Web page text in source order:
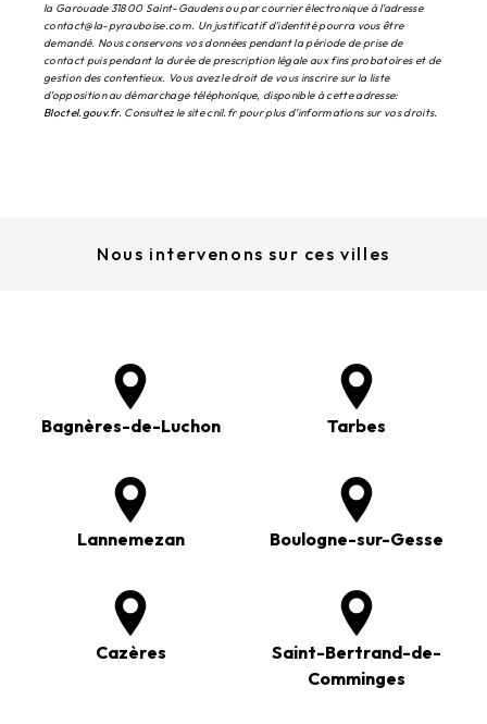
la Garouade 31800 Saint-Gaudens ou par courrier électronique à l'adresse
contact@la-pyrauboise.com. Un justificatif d'identité pourra vous être
demandé. Nous conservons vos données pendant la période de prise de
contact puis pendant la durée de prescription légale aux fins probatoires et de
gestion des contentieux. Vous avez le droit de vous inscrire sur la liste
d'opposition au démarchage téléphonique, disponible à cette adresse:
Bloctel.gouv.fr. Consultez le site cnil.fr pour plus d’informations sur vos droits.
Nous intervenons sur ces villes
Bagnères-de-Luchon Tarbes
Lannemezan Boulogne-sur-Gesse
Cazères
Saint-Bertrand-de-
Comminges